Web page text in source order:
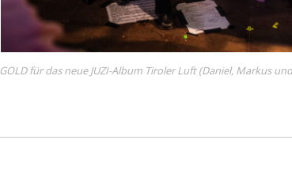
GOLD für das neue JUZI-Album Tiroler Luft (Daniel, Markus